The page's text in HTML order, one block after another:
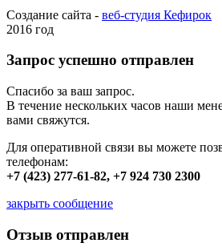
Создание сайта - веб-студия Кефирок
2016 год
Запрос успешно отправлен
Спасибо за ваш запрос.
В течение нескольких часов наши
вами свяжутся.
Для оперативной связи вы можете
телефонам:
+7 (423) 277-61-82, +7 924 730 2300
закрыть сообщение
Отзыв отправлен